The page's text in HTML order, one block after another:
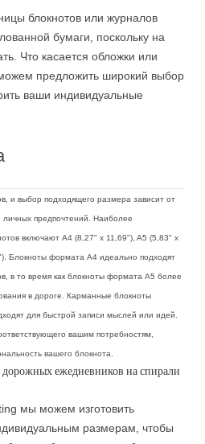
блокнотов или журналов
бумаги, поскольку на
Что касается обложки или
предложить широкий выбор
ваши индивидуальные
и выбор подходящего размера зависит от
личных предпочтений. Наиболее
включают A4 (8,27" x 11,69"), A5 (5,83" x
Блокноты формата A4 идеально подходят
в то время как блокноты формата A5 более
в дороге. Карманные блокноты
для быстрой записи мыслей или идей.
вашим потребностям,
вашего блокнота.
мы можем изготовить
размерам, чтобы